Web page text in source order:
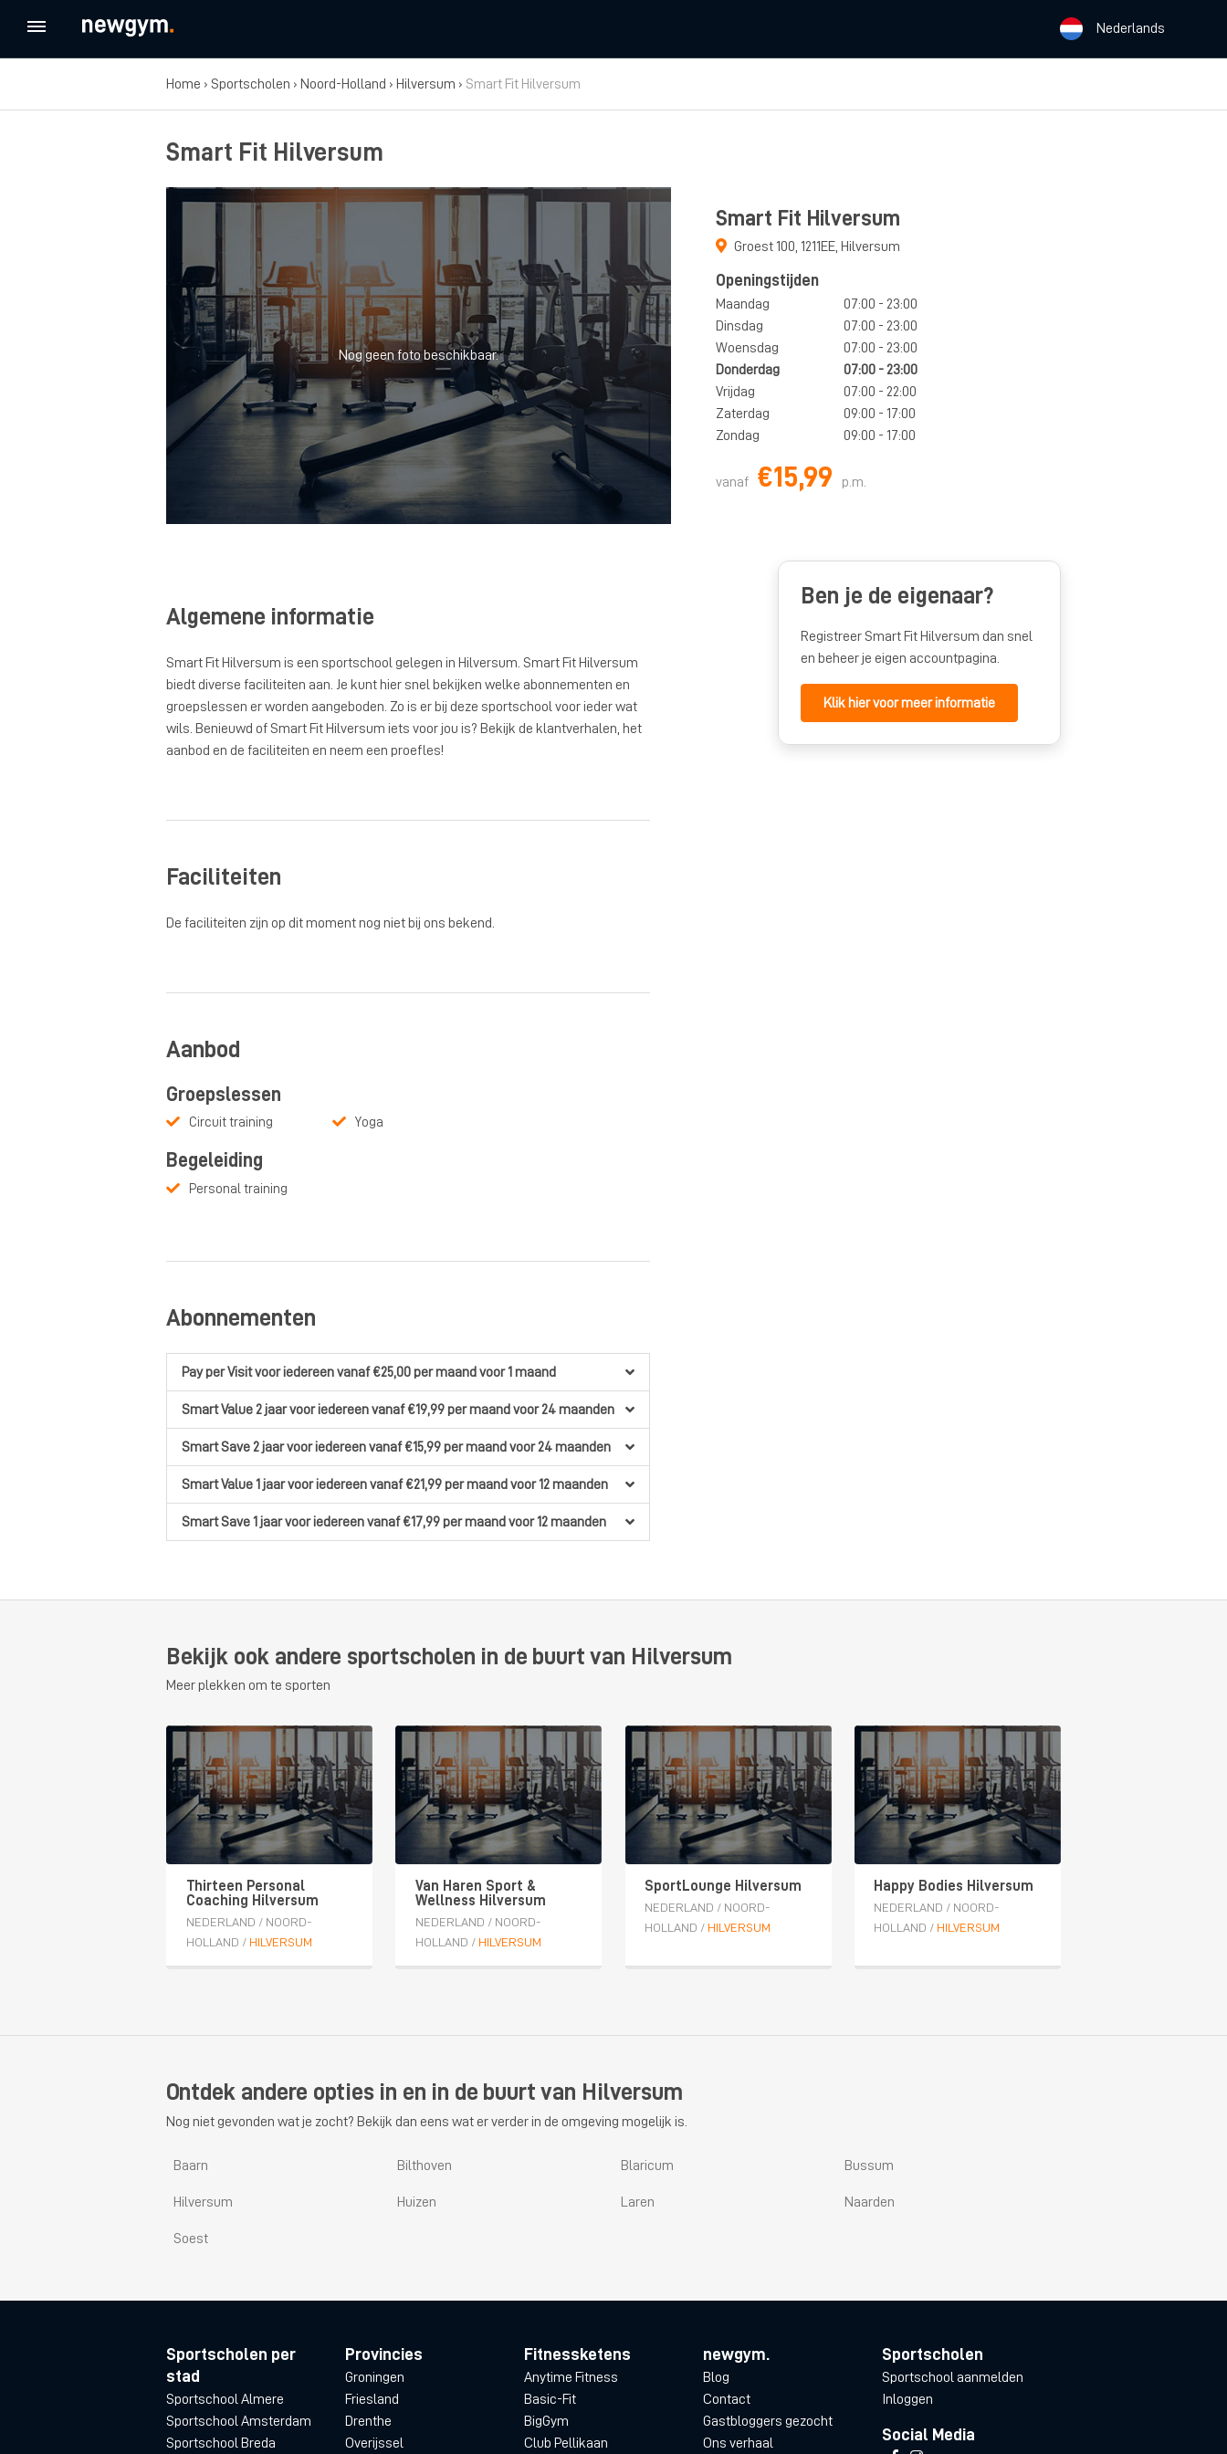
Nederlands
Home › Sportscholen › Noord-Holland › Hilversum › Smart Fit Hilversum
Smart Fit Hilversum
Nog geen foto beschikbaar.
Smart Fit Hilversum
Groest 100 1211EE, Hilversum
Openingstijden
Maandag
07:00 - 23:00
Dinsdag
07:00 - 23:00
Woensdag
07:00 - 23:00
Donderdag
07:00 - 23:00
Vrijdag
07:00 - 22:00
Zaterdag
09:00 - 17:00
Zondag
09:00 - 17:00
vanaf €15,99 p.m.
Algemene informatie
Smart Fit Hilversum is een sportschool gelegen in Hilversum. Smart Fit Hilversum
biedt diverse faciliteiten aan. Je kunt hier snel bekijken welke abonnementen en
groepslessen er worden aangeboden. Zo is er bij deze sportschool voor ieder wat
wils. Benieuwd of Smart Fit Hilversum iets voor jou is? Bekijk de klantverhalen, het
aanbod en de faciliteiten en neem een proefles!
Faciliteiten
De faciliteiten zijn op dit moment nog niet bij ons bekend.
Aanbod
Groepslessen
Circuit training Yoga
Begeleiding
Personal training
Abonnementen
Pay per Visitvoor iedereenvanaf €25,00per maandvoor 1 maand
Smart Value 2 jaarvoor iedereenvanaf €19,99per maandvoor 24 maanden
Smart Save 2 jaarvoor iedereenvanaf €15,99per maandvoor 24 maanden
Smart Value 1 jaarvoor iedereenvanaf €21,99per maandvoor 12 maanden
Smart Save 1 jaarvoor iedereenvanaf €17,99per maandvoor 12 maanden
Ben je de eigenaar?
Registreer Smart Fit Hilversum dan snel
en beheer je eigen accountpagina.
Klik hier voor meer informatie
Bekijk ook andere sportscholen in de buurt van Hilversum
Meer plekken om te sporten
Thirteen Personal
Coaching Hilversum
NEDERLAND / NOORD-
HOLLAND / HILVERSUM
Van Haren Sport &
Wellness Hilversum
NEDERLAND / NOORD-
HOLLAND / HILVERSUM
SportLounge Hilversum
NEDERLAND / NOORD-
HOLLAND / HILVERSUM
Happy Bodies Hilversum
NEDERLAND / NOORD-
HOLLAND / HILVERSUM
Ontdek andere opties in en in de buurt van Hilversum
Nog niet gevonden wat je zocht? Bekijk dan eens wat er verder in de omgeving mogelijk is.
Baarn Bilthoven Blaricum Bussum
Hilversum Huizen Laren Naarden
Soest
Sportscholen per
stad
Sportschool Almere
Sportschool Amsterdam
Sportschool Breda
Provincies
Groningen
Friesland
Drenthe
Overijssel
Fitnessketens
Anytime Fitness
Basic-Fit
BigGym
Club Pellikaan
newgym.
Blog
Contact
Gastbloggers gezocht
Ons verhaal
Sportscholen
Sportschool aanmelden
Inloggen
Social Media